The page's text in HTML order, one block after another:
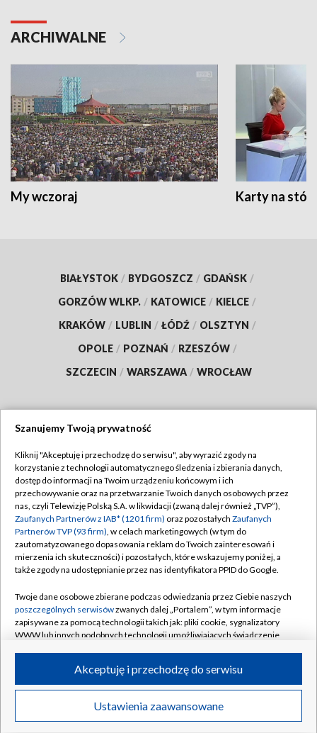
ARCHIWALNE
My wczoraj Karty na
BIAŁYSTOK / BYDGOSZCZ / GDAŃSK /
GORZÓW WLKP. / KATOWICE / KIELCE /
KRAKÓW / LUBLIN / ŁÓDŹ / OLSZTYN /
OPOLE / POZNAŃ / RZESZÓW /
SZCZECIN / WARSZAWA / WROCŁAW
TVP
Abonament TVP
Emisja w TVP
Centrum informacji TVP
Naziemna Telewizja Cyfrowa
Rada Programowa
System NOS
Informacje o nadawcy
Program dla prasy
Ogłoszenie przetargowe
Regulamin TVP
Polityka prywatności
Moje zgody
Pomoc
Kontakt
Kanały
©2026 Telewizja Polska S.A. w likwidacji
Szanujemy Twoją prywatność
Kliknij "Akceptuję i przechodzę do serwisu", aby wyrazić zgody na
korzystanie z technologii automatycznego śledzenia i zbierania danych,
dostęp do informacji na Twoim urządzeniu końcowym i ich
przechowywanie oraz na przetwarzanie Twoich danych osobowych przez
nas, czyli Telewizję Polską S.A. w likwidacji (zwaną dalej również „TVP”),
Zaufanych Partnerów z IAB* (1201 firm) oraz pozostałych Zaufanych
Partnerów TVP (93 firm), w celach marketingowych (w tym do
zautomatyzowanego dopasowania reklam do Twoich zainteresowań i
mierzenia ich skuteczności) i pozostałych, które wskazujemy poniżej, a
także zgody na udostępnianie przez nas identyfikatora PPID do Google.
Twoje dane osobowe zbierane podczas odwiedzania przez Ciebie naszych
poszczególnych serwisówzwanych dalej „Portalem”, w tym informacje
zapisywane za pomocą technologii takich jak: pliki cookie, sygnalizatory
WWW lub innych podobnych technologii umożliwiających świadczenie
ruchu w Internecie.
Twoje dane osobowe zbierane podczas odwiedzania przez Ciebie
poszczególnych serwisówna Portalu, takie jak adresy IP, identyfikatory
Ustawienia zaawansowane
Akceptuję i przechodzę do serwisu